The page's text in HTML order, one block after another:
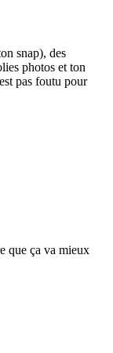
snap), des
photos et ton
pas foutu pour
que ça va mieux